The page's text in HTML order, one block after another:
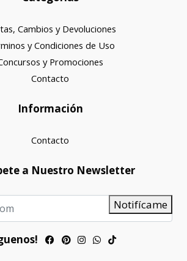
Cambios y Devoluciones
y Condiciones de Uso
y Promociones
Contacto
Información
Contacto
a Nuestro Newsletter
Notifícame